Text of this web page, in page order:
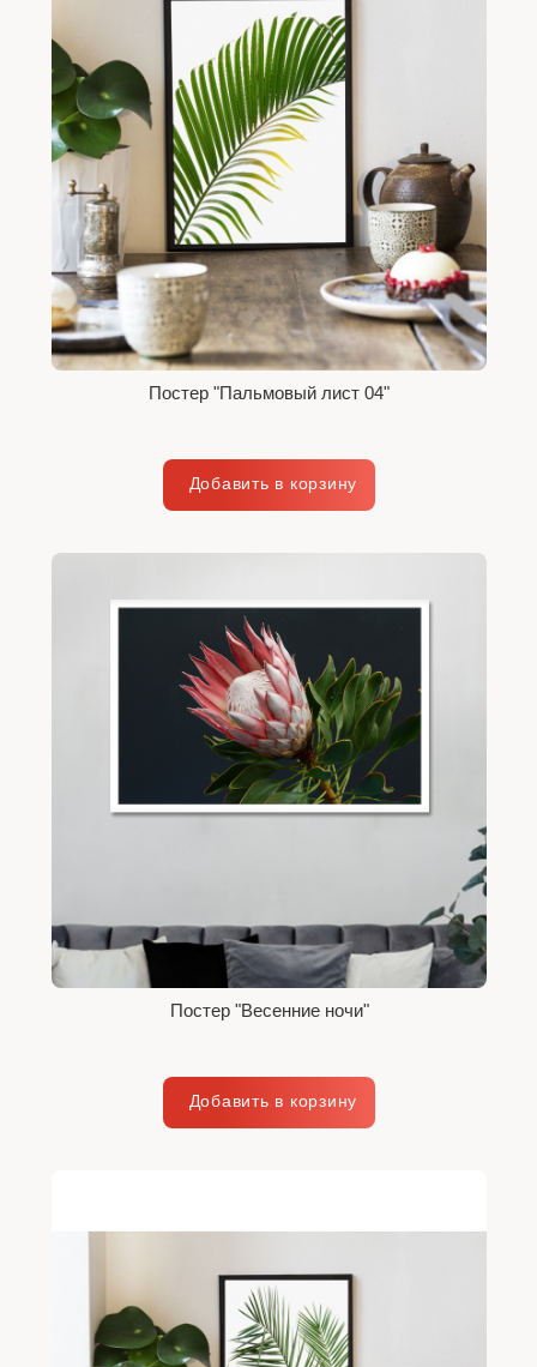
Постер "Пальмовый лист 04"
Постер "Весенние ночи"